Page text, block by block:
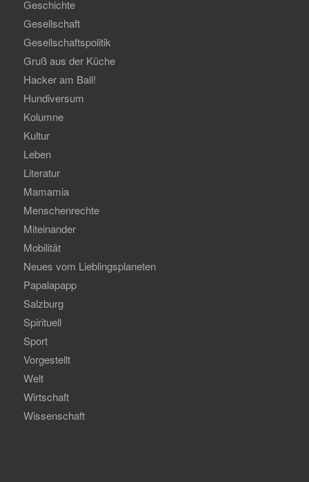
Geschichte
Gesellschaft
Gesellschaftspolitik
Gruß aus der Küche
Hacker am Ball!
Hundiversum
Kolumne
Kultur
Leben
Literatur
Mamamia
Menschenrechte
Miteinander
Mobilität
Neues vom Lieblingsplaneten
Papalapapp
Salzburg
Spirituell
Sport
Vorgestellt
Welt
Wirtschaft
Wissenschaft